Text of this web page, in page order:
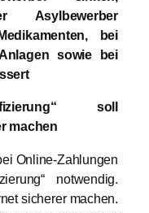
Asylbewerber
bei
sowie bei
soll
machen
Online-Zahlungen
notwendig.
sicherer machen.